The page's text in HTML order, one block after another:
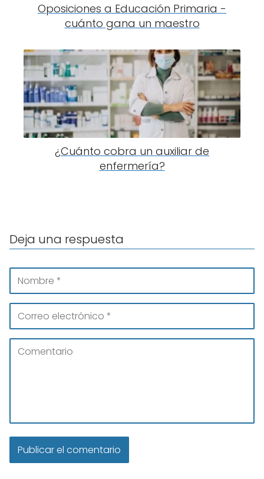
Oposiciones a Educación Primaria -
cuánto gana un maestro
¿Cuánto cobra un auxiliar de
enfermería?
Deja una respuesta